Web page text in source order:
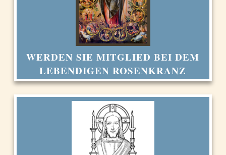
WERDEN SIE MITGLIED BEI DEM
LEBENDIGEN ROSENKRANZ